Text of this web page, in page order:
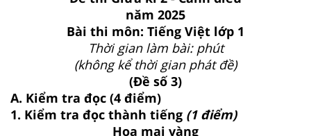
năm 2025
Bài thi môn: Tiếng Việt lớp 1
Thời gian làm bài: phút
(không kể thời gian phát đề)
(Đề số 3)
A. Kiểm tra đọc (4 điểm)
1. Kiểm tra đọc thành tiếng (1 điểm)
Hoa mai vàng